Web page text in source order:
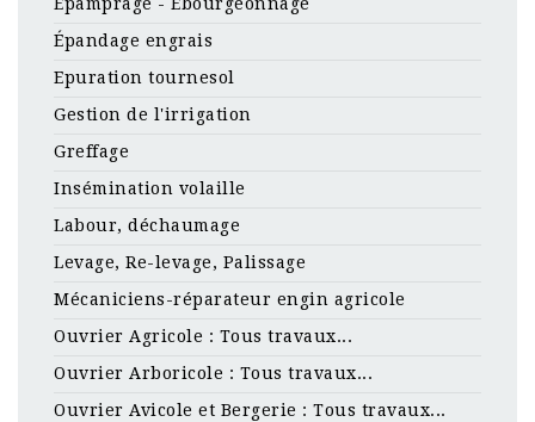
Épandage engrais
Epuration tournesol
Gestion de l'irrigation
Greffage
Insémination volaille
Labour, déchaumage
Levage, Re-levage, Palissage
Mécaniciens-réparateur engin agricole
Ouvrier Agricole : Tous travaux...
Ouvrier Arboricole : Tous travaux...
Ouvrier Avicole et Bergerie : Tous travaux...